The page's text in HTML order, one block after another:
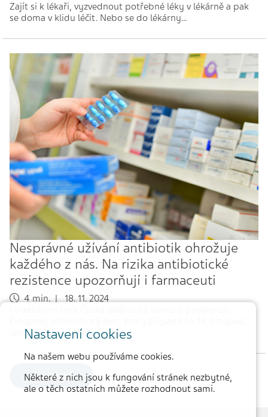
Zajít si k lékaři, vyzvednout potřebné léky v lékárně a pak
se doma v klidu léčit. Nebo se do lékárny…
Nesprávné užívání antibiotik ohrožuje
každého z nás. Na rizika antibiotické
rezistence upozorňují i farmaceuti
4 min. | 18. 11. 2024
jehož téma je „Antibiotická…
více článků
Nastavení cookies
Na našem webu používáme cookies.
Některé z nich jsou k fungování stránek nezbytné,
ale o těch ostatních můžete rozhodnout sami.